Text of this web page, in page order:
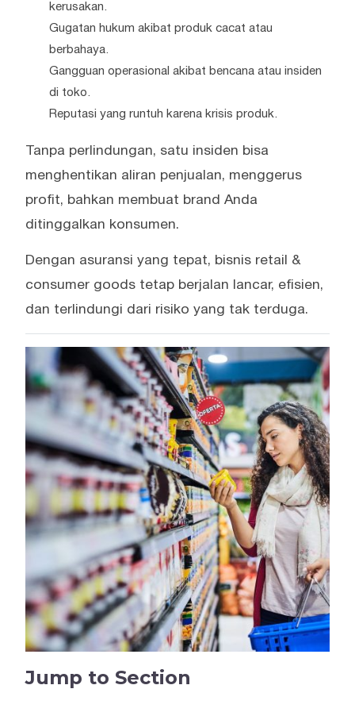
kerusakan.
Gugatan hukum akibat produk cacat atau
berbahaya.
Gangguan operasional akibat bencana atau insiden
di toko.
Reputasi yang runtuh karena krisis produk.
Tanpa perlindungan, satu insiden bisa
menghentikan aliran penjualan, menggerus
profit, bahkan membuat brand Anda
ditinggalkan konsumen.
Dengan asuransi yang tepat, bisnis retail &
consumer goods tetap berjalan lancar, efisien,
dan terlindungi dari risiko yang tak terduga.
Jump to Section